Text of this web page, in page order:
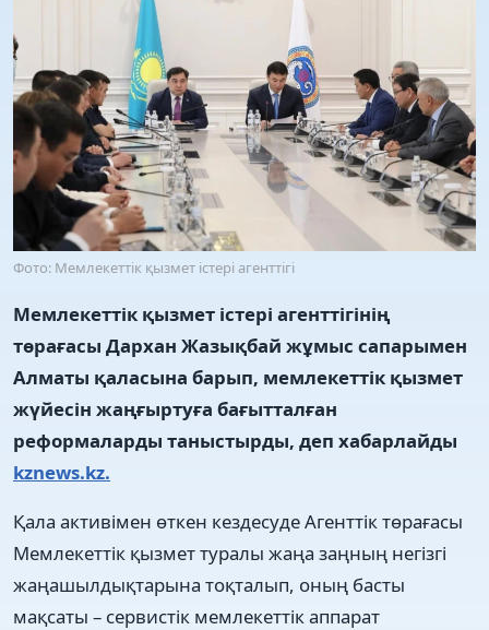
Фото: Мемлекеттік қызмет істері агенттігі
Мемлекеттік қызмет істері агенттігінің
төрағасы Дархан Жазықбай жұмыс сапарымен
Алматы қаласына барып, мемлекеттік қызмет
жүйесін жаңғыртуға бағытталған
реформаларды таныстырды, деп хабарлайды
kznews.kz.
Қала активімен өткен кездесуде Агенттік төрағасы
Мемлекеттік қызмет туралы жаңа заңның негізгі
жаңашылдықтарына тоқталып, оның басты
мақсаты – сервистік мемлекеттік аппарат